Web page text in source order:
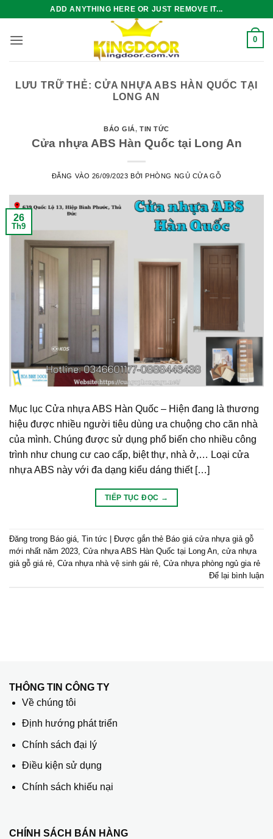
nội
ADD ANYTHING HERE OR JUST REMOVE IT...
0
LƯU TRỮ THẺ:CỬA NHỰA ABS HÀN QUỐC TẠI
LONG AN
BÁO GIÁ,TIN TỨC
Cửa nhựa ABS Hàn Quốc tại Long An
ĐĂNG VÀO 26/09/2023 BỞIPHÒNG NGỦ CỬA GỖ
26
Th9
Mục lục Cửa nhựa ABS Hàn Quốc – Hiện đang là thương
hiệu được nhiều người tiêu dùng ưa chuộng cho căn nhà
của mình. Chúng được sử dụng phổ biến cho nhiều công
trình như chung cư cao cấp, biệt thự, nhà ở,… Loại cửa
nhựa ABS này với đa dạng kiểu dáng thiết […]
TIẾP TỤC ĐỌC →
Đăng trong Báo giá Tin tức Được gắn thẻ Báo giá cửa nhựa giả gỗ
mới nhất năm 2023 Cửa nhựa ABS Hàn Quốc tại Long An cửa nhựa
giả gỗ giá rẻ Cửa nhựa nhà vệ sinh gái rẻ Cửa nhựa phòng ngủ gia rẻ
Để lại bình luận
THÔNG TIN CÔNG TY
Về chúng tôi
Định hướng phát triển
Chính sách đại lý
Điều kiện sử dụng
Chính sách khiếu nại
CHÍNH SÁCH BÁN HÀNG